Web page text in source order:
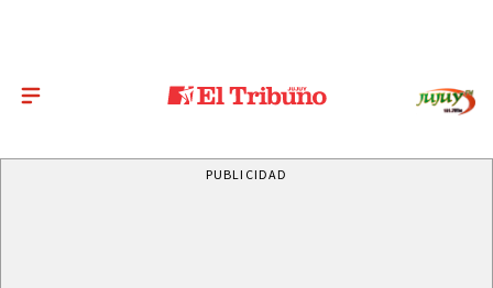
PUBLICIDAD